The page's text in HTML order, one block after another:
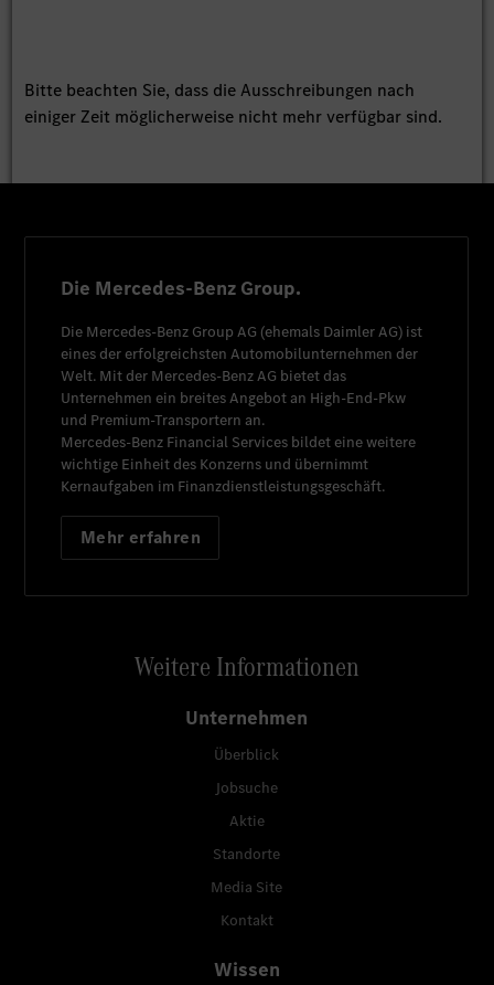
Bitte beachten Sie, dass die Ausschreibungen nach
einiger Zeit möglicherweise nicht mehr verfügbar sind.
Die Mercedes-Benz Group.
Die Mercedes-Benz Group AG (ehemals Daimler AG) ist
eines der erfolgreichsten Automobilunternehmen der
Welt. Mit der Mercedes-Benz AG bietet das
Unternehmen ein breites Angebot an High-End-Pkw
und Premium-Transportern an.
Mercedes-Benz Financial Services bildet eine weitere
wichtige Einheit des Konzerns und übernimmt
Kernaufgaben im Finanzdienstleistungsgeschäft.
Mehr erfahren
Weitere Informationen
Unternehmen
Überblick
Jobsuche
Aktie
Standorte
Media Site
Kontakt
Wissen